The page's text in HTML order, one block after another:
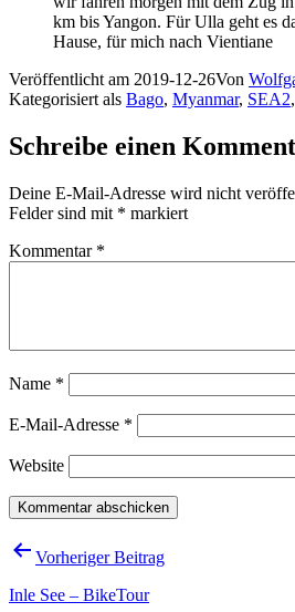
km bis Yangon. Für Ulla geht es
Hause, für mich nach Vientiane
Veröffentlicht am 2019-12-26Von
Kategorisiert als Bago, Myanmar, SEA2,
Schreibe einen
Deine E-Mail-Adresse wird nicht
Felder sind mit * markiert
Kommentar *
Name *
E-Mail-Adresse *
Website
Beitragsnavigation
Vorheriger Beitrag
Inle See – BikeTour